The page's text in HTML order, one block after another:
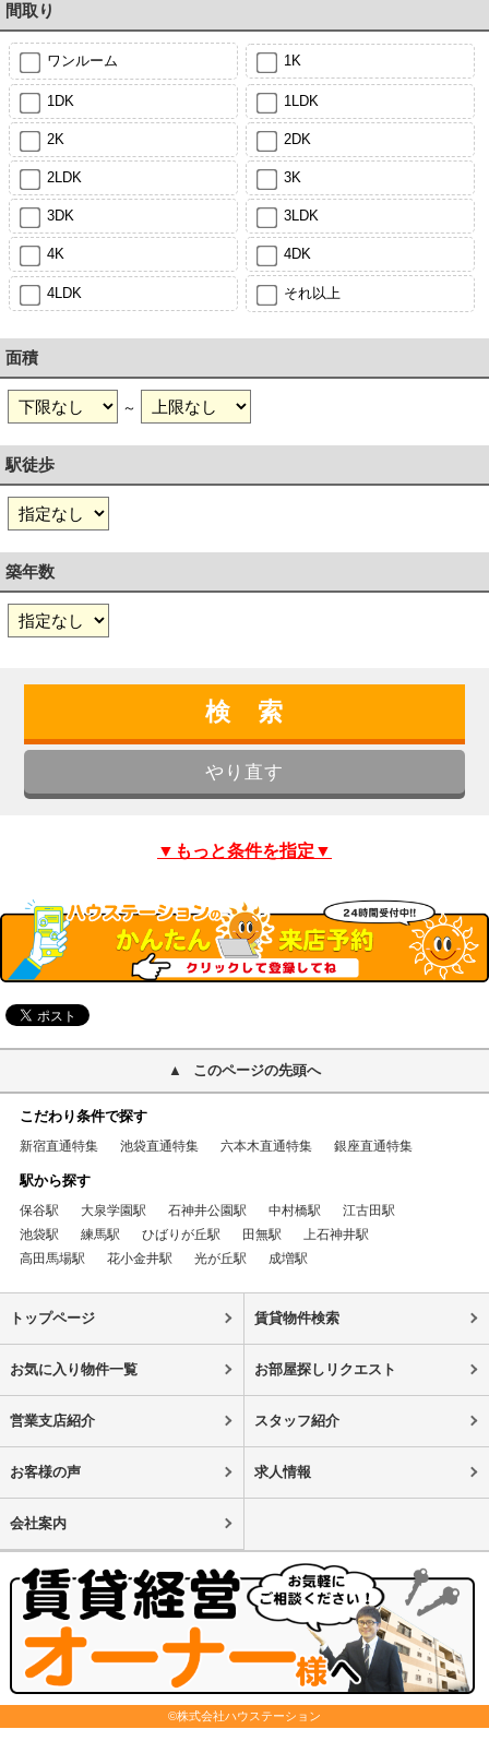
間取り
ワンルーム 1K
1DK 1LDK
2K 2DK
2LDK 3K
3DK 3LDK
4K 4DK
4LDK それ以上
面積
～
駅徒歩
築年数
▼もっと条件を指定▼
このページの先頭へ
こだわり条件で探す
新宿直通特集 池袋直通特集 六本木直通特集 銀座直通特集
駅から探す
保谷駅 大泉学園駅 石神井公園駅 中村橋駅
江古田駅
池袋駅
練馬駅 ひばりが丘駅 田無駅
上石神井駅
高田馬場駅
花小金井駅 光が丘駅 成増駅
トップページ 賃貸物件検索
お気に入り物件一覧 お部屋探しリクエスト
営業支店紹介 スタッフ紹介
お客様の声 求人情報
会社案内
©株式会社ハウステーション